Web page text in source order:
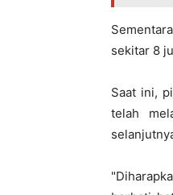
sekitar 8
Saat ini,
telah